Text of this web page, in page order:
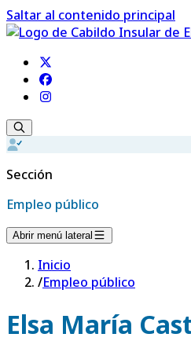
Saltar al contenido principal
Sección
Empleo público
Abrir menú lateral
Inicio
/Empleo público
Elsa María